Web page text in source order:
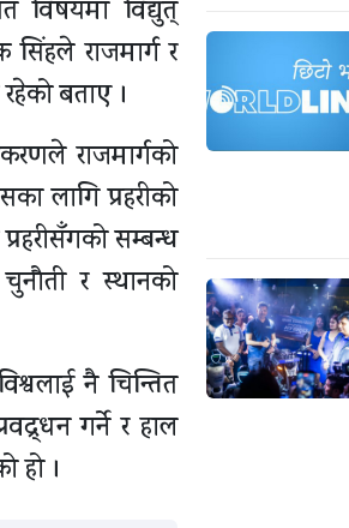
विषयमा विद्युत्
राजमार्ग र
बताए ।
राजमार्गको
लागि प्रहरीको
सम्बन्ध
र स्थानको
नै चिन्तित
गर्ने र हाल
हो ।